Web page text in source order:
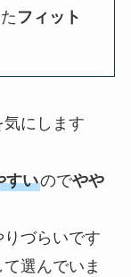
フィット
気にします
すいのでやや
づらいです
選んでいま